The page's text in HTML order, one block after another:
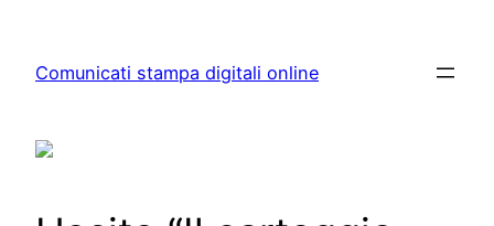
content
Comunicati stampa digitali online